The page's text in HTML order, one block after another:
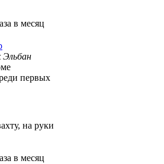
в месяц
Эльбан
первых
на руки
в месяц